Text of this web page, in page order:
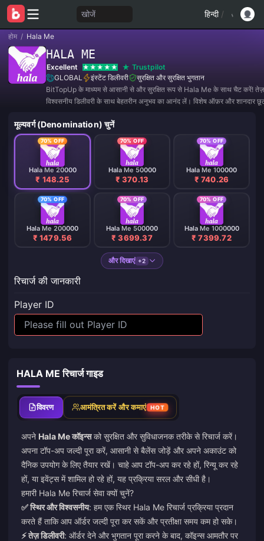
खोजें हिन्दी /
होम / Hala Me
HALA ME
Excellent
Trustpilot
GLOBAL
इंस्टेंट डिलीवरी
सुरक्षित और सुरक्षित भुगतान
BitTopUp के माध्यम से आसानी से और सुरक्षित रूप से Hala Me के साथ चैट करें!
विश्वसनीय डिलीवरी के साथ बेहतरीन अनुभव का आनंद लें। विशेष ऑफ़र और शानदार
मूल्यवर्ग (Denomination) चुनें
70% OFF
Hala Me 20000
₹ 148.25
70% OFF
Hala Me 50000
₹ 370.13
70% OFF
Hala Me 100000
₹ 740.26
70% OFF
Hala Me 200000
₹ 1479.56
70% OFF
Hala Me 500000
₹ 3699.37
70% OFF
Hala Me 1000000
₹ 7399.72
और दिखाएं +2
रिचार्ज की जानकारी
Player ID
HALA ME रिचार्ज गाइड
विवरण आमंत्रित करें और कमाएं HOT
अपने Hala Me कॉइन्सको सुरक्षित और सुविधाजनक तरीके से रिचार्ज करें।
अपना टॉप-अप जल्दी पूरा करें, आसानी से बैलेंस जोड़ें और अपने अकाउंट को
दैनिक उपयोग के लिए तैयार रखें। चाहे आप टॉप-अप कर रहे हों, रिन्यू कर रहे
हों, या इवेंट्स में शामिल हो रहे हों, यह प्रक्रिया सरल और सीधी है।
हमारी Hala Me रिचार्ज सेवा क्यों चुनें?
✅ स्थिर और विश्वसनीय: हम एक स्थिर Hala Me रिचार्ज प्रक्रिया प्रदान
करते हैं ताकि आप ऑर्डर जल्दी पूरा कर सकें और प्रतीक्षा समय कम हो सके।
⚡ तेज़ डिलीवरी: ऑर्डर देने और भुगतान पूरा करने के बाद, कॉइन्स आमतौर पर